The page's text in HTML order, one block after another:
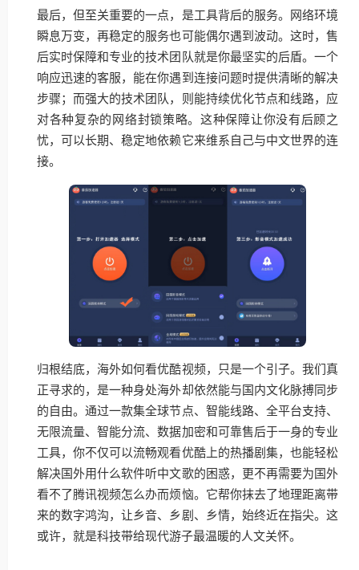
最后，但至关重要的一点，是工具背后的服务。网络环境
瞬息万变，再稳定的服务也可能偶尔遇到波动。这时，售
后实时保障和专业的技术团队就是你最坚实的后盾。一个
响应迅速的客服，能在你遇到连接问题时提供清晰的解决
步骤；而强大的技术团队，则能持续优化节点和线路，应
对各种复杂的网络封锁策略。这种保障让你没有后顾之
忧，可以长期、稳定地依赖它来维系自己与中文世界的连
接。
归根结底，海外如何看优酷视频，只是一个引子。我们真
正寻求的，是一种身处海外却依然能与国内文化脉搏同步
的自由。通过一款集全球节点、智能线路、全平台支持、
无限流量、智能分流、数据加密和可靠售后于一身的专业
工具，你不仅可以流畅观看优酷上的热播剧集，也能轻松
解决国外用什么软件听中文歌的困惑，更不再需要为国外
看不了腾讯视频怎么办而烦恼。它帮你抹去了地理距离带
来的数字鸿沟，让乡音、乡剧、乡情，始终近在指尖。这
或许，就是科技带给现代游子最温暖的人文关怀。